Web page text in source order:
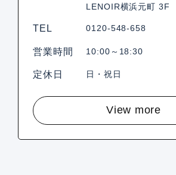
LENOIR横浜元町 3F
TEL 0120-548-658
営業時間 10:00～18:30
定休日 日・祝日
View more